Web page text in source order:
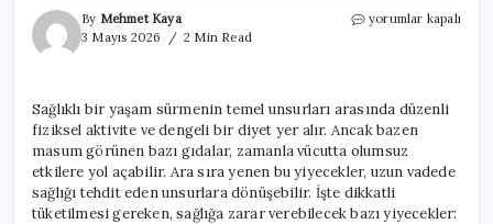
By Mehmet Kaya
3 Mayıs 2026
2 Min Read
Günlük
için
yorumlar kapalı
Sağlıklı bir yaşam sürmenin temel unsurları arasında düzenli
fiziksel aktivite ve dengeli bir diyet yer alır. Ancak bazen
masum görünen bazı gıdalar, zamanla vücutta olumsuz
etkilere yol açabilir. Ara sıra yenen bu yiyecekler, uzun vadede
sağlığı tehdit eden unsurlara dönüşebilir. İşte dikkatli
tüketilmesi gereken, sağlığa zarar verebilecek bazı yiyecekler: